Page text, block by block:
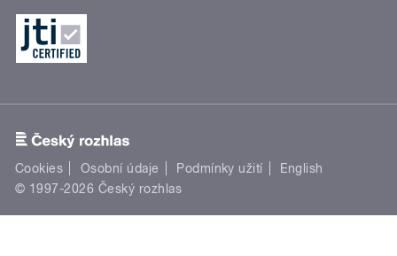
Cookies Osobní údaje Podmínky užití
English
© 1997-2026 Český rozhlas